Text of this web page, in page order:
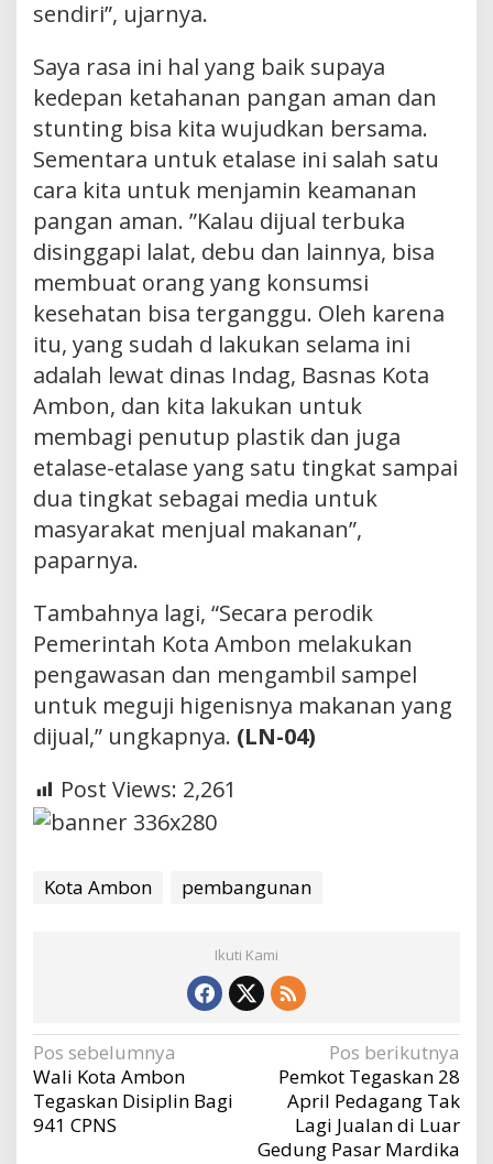
sendiri”, ujarnya.
Saya rasa ini hal yang baik supaya
kedepan ketahanan pangan aman dan
stunting bisa kita wujudkan bersama.
Sementara untuk etalase ini salah satu
cara kita untuk menjamin keamanan
pangan aman. ”Kalau dijual terbuka
disinggapi lalat, debu dan lainnya, bisa
membuat orang yang konsumsi
kesehatan bisa terganggu. Oleh karena
itu, yang sudah d lakukan selama ini
adalah lewat dinas Indag, Basnas Kota
Ambon, dan kita lakukan untuk
membagi penutup plastik dan juga
etalase-etalase yang satu tingkat sampai
dua tingkat sebagai media untuk
masyarakat menjual makanan”,
paparnya.
Tambahnya lagi, “Secara perodik
Pemerintah Kota Ambon melakukan
pengawasan dan mengambil sampel
untuk meguji higenisnya makanan yang
dijual,” ungkapnya. (LN-04)
Post Views: 2,261
Kota Ambon pembangunan
Ikuti Kami
Navigasi
pos
Pos sebelumnya
Wali Kota Ambon
Tegaskan Disiplin Bagi
941 CPNS
Pos berikutnya
Pemkot Tegaskan 28
April Pedagang Tak
Lagi Jualan di Luar
Gedung Pasar Mardika